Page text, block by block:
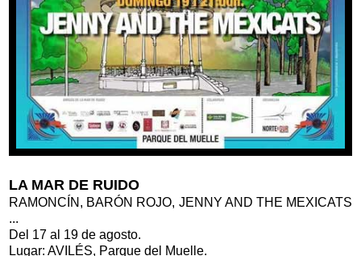
LA MAR DE RUIDO
RAMONCÍN, BARÓN ROJO, JENNY AND THE MEXICATS
...
Del 17 al 19 de agosto.
Lugar: AVILÉS, Parque del Muelle.